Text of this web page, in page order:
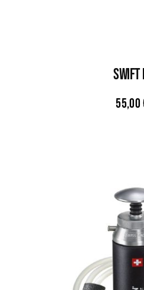
SWIFT
55,00